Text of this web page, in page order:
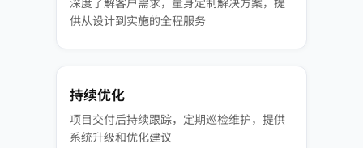
供从设计到实施的全程服务
持续优化
项目交付后持续跟踪，定期巡检维护，提供
系统升级和优化建议